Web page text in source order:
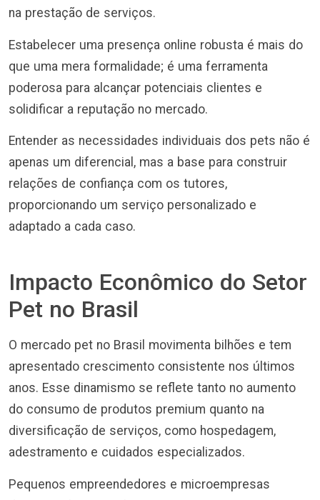
na prestação de serviços.
Estabelecer uma presença online robusta é mais do
que uma mera formalidade; é uma ferramenta
poderosa para alcançar potenciais clientes e
solidificar a reputação no mercado.
Entender as necessidades individuais dos pets não é
apenas um diferencial, mas a base para construir
relações de confiança com os tutores,
proporcionando um serviço personalizado e
adaptado a cada caso.
Impacto Econômico do Setor
Pet no Brasil
O mercado pet no Brasil movimenta bilhões e tem
apresentado crescimento consistente nos últimos
anos. Esse dinamismo se reflete tanto no aumento
do consumo de produtos premium quanto na
diversificação de serviços, como hospedagem,
adestramento e cuidados especializados.
Pequenos empreendedores e microempresas